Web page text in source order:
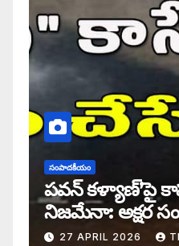
సంపాదకీయం
పవన్ కళ్యాణ్’పై
నిజమేనా: అక్షర
27 APRIL 2026